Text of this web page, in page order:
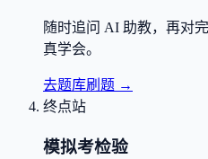
随时追问 AI 助教，再对
真学会。
去题库刷题 →
终点站
模拟考检验